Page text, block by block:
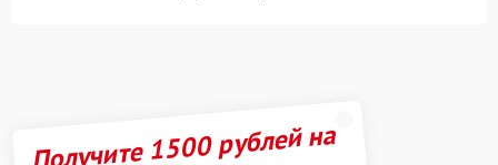
Получите 1500 рублей на